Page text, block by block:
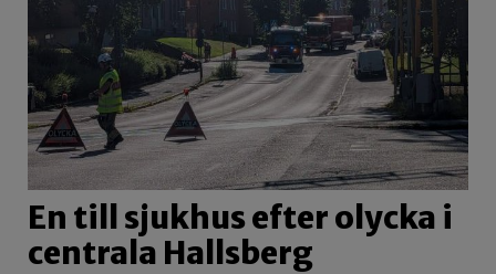
En till sjukhus efter olycka i
centrala Hallsberg